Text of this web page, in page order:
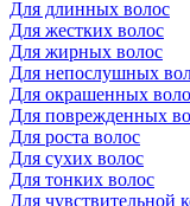
Для длинных волос
Для жестких волос
Для жирных волос
Для непослушных
Для окрашенных
Для поврежденных
Для роста волос
Для сухих волос
Для тонких волос
Для чувствительной